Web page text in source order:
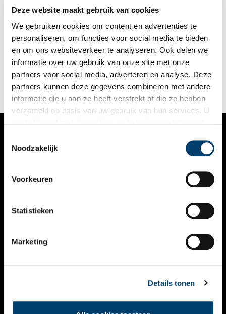
Deze website maakt gebruik van cookies
We gebruiken cookies om content en advertenties te
personaliseren, om functies voor social media te bieden
en om ons websiteverkeer te analyseren. Ook delen we
informatie over uw gebruik van onze site met onze
partners voor social media, adverteren en analyse. Deze
partners kunnen deze gegevens combineren met andere
informatie die u aan ze heeft verstrekt of die ze hebben
verzameld op basis van uw gebruik van hun services. U
Noodzakelijk
Voorkeuren
Statistieken
Marketing
Details tonen
In aanloop naar de viering van 80 jaar bevrijding is in het
Huizer Museum tijdelijk de film ‘Oude Huizers vertellen’ te zien.
In de film vertellen Krijn Bakker en Femmetje Jongerden-
Westland over de oorlog die zij meemaakten.
1 min
VERHALEN
KALENDER
THEMA’S
VIDEO’S
CONTACT